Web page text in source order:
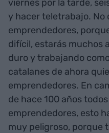
viernes por la tarde,
y hacer teletrabajo. No
emprendedores,
difícil, estarás muchos
duro y trabajando
catalanes de ahora
emprendedores. En
de hace 100 años
emprendedores, esto
muy peligroso, porque